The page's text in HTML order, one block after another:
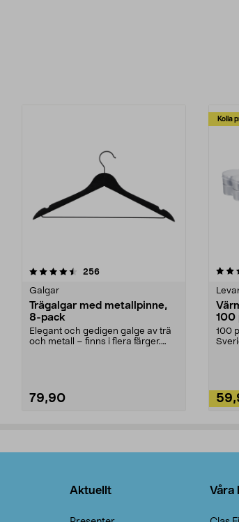
256recensioner
Galgar
Trägalgar med metallpinne,
8-pack
Elegant och gedigen galge av trä
och metall – finns i flera färger.
79,90
Kolla
4.0av 5 stjärnor
100
100
Aktuellt Våra